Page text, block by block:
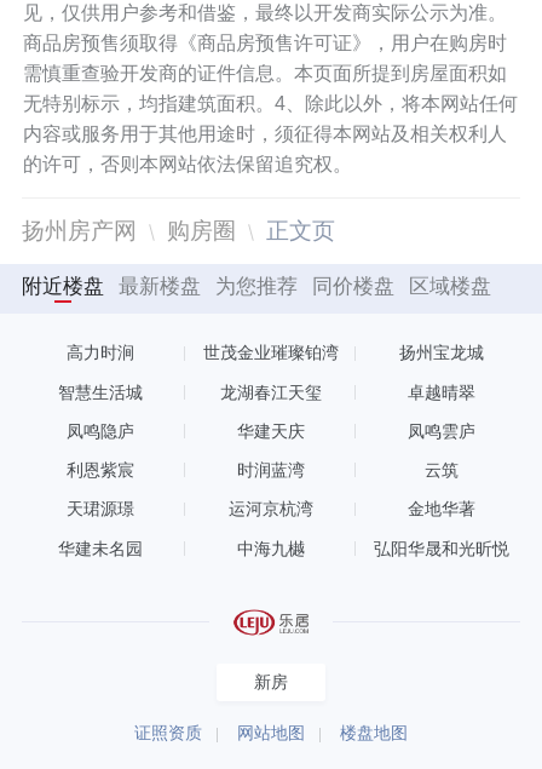
见，仅供用户参考和借鉴，最终以开发商实际公示为准。
商品房预售须取得《商品房预售许可证》，用户在购房时
需慎重查验开发商的证件信息。本页面所提到房屋面积如
无特别标示，均指建筑面积。4、除此以外，将本网站任何
内容或服务用于其他用途时，须征得本网站及相关权利人
的许可，否则本网站依法保留追究权。
扬州房产网 购房圈 正文页
附近楼盘 最新楼盘 为您推荐 同价楼盘 区域楼盘
高力时涧 世茂金业璀璨铂湾 扬州宝龙城
智慧生活城 龙湖春江天玺 卓越晴翠
凤鸣隐庐 华建天庆 凤鸣雲庐
利恩紫宸 时润蓝湾 云筑
天珺源璟 运河京杭湾 金地华著
华建未名园 中海九樾 弘阳华晟和光昕悦
新房
证照资质 网站地图 楼盘地图